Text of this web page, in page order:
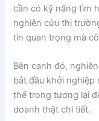
cần có kỹ năng tìm
nghiên cứu thị
tin quan trọng mà
Bên cạnh đó,
bắt đầu khởi nghiệp
thể trong tương lai
doanh thật chi tiết.